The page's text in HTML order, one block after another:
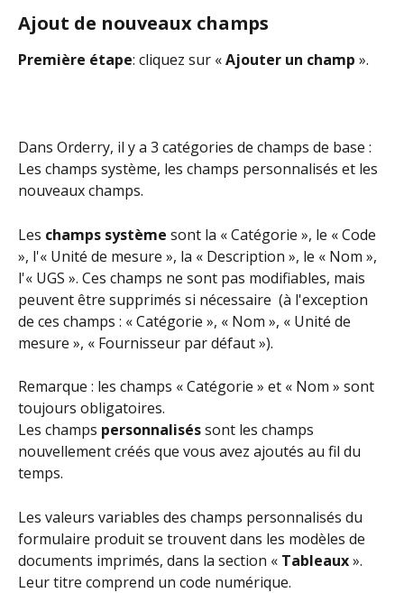
Ajout de nouveaux champs
Première étape: cliquez sur « Ajouter un champ ».
Dans Orderry, il y a 3 catégories de champs de base :
Les champs système, les champs personnalisés et les
nouveaux champs.
Les champs système sont la « Catégorie », le « Code
», l'« Unité de mesure », la « Description », le « Nom »,
l'« UGS ». Ces champs ne sont pas modifiables, mais
peuvent être supprimés si nécessaire  (à l'exception
de ces champs : « Catégorie », « Nom », « Unité de
mesure », « Fournisseur par défaut »).
Remarque : les champs « Catégorie » et « Nom » sont
toujours obligatoires.
Les champs personnalisés sont les champs
nouvellement créés que vous avez ajoutés au fil du
temps.
Les valeurs variables des champs personnalisés du
formulaire produit se trouvent dans les modèles de
documents imprimés, dans la section « Tableaux ».
Leur titre comprend un code numérique.